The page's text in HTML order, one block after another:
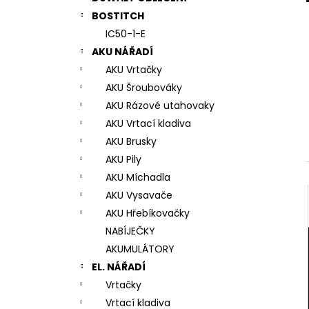
BOSTITCH
IC50-1-E
AKU NÁŘADÍ
AKU Vrtačky
AKU Šroubováky
AKU Rázové utahovaky
AKU Vrtací kladiva
AKU Brusky
AKU Pily
AKU Míchadla
AKU Vysavače
AKU Hřebíkovačky
NABÍJEČKY
AKUMULÁTORY
EL. NÁŘADÍ
Vrtačky
Vrtací kladiva
7# N196034 RYCHLOUPÍNACÍ SKLÍČIDLO
944 Kč